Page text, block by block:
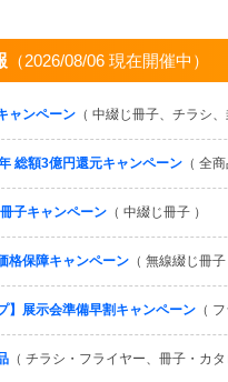
（2026/08/06 現在開催中）
ャンペーン （ 中綴じ冊子、チラシ
総額3億円還元キャンペーン （ 全商
子キャンペーン （ 中綴じ冊子 ）
格保障キャンペーン （ 無線綴じ冊子
】展示会準備早割キャンペーン （
（ チラシ・フライヤー、冊子・カ